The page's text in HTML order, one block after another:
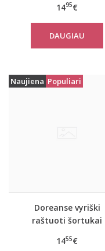
1495€
DAUGIAU
Naujiena Populiari
Doreanse vyriški
raštuoti šortukai
1455€